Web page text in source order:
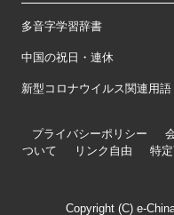
多音字学習辞書
中国の祝日・連休
新型コロナウイルス関連用語
プライバシーポリシー
ついて
リンク自由 特
Copyright (C) e-